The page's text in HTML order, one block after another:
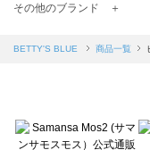
TSUHARU by Samansa Mos2
Samansa Mos2 blue（サマン
Te chichi（テチチ）の一覧
Te chichi CLASSIC（テチチ ク
その他のブランド ＋
BETTY'S BLUE 商品一覧